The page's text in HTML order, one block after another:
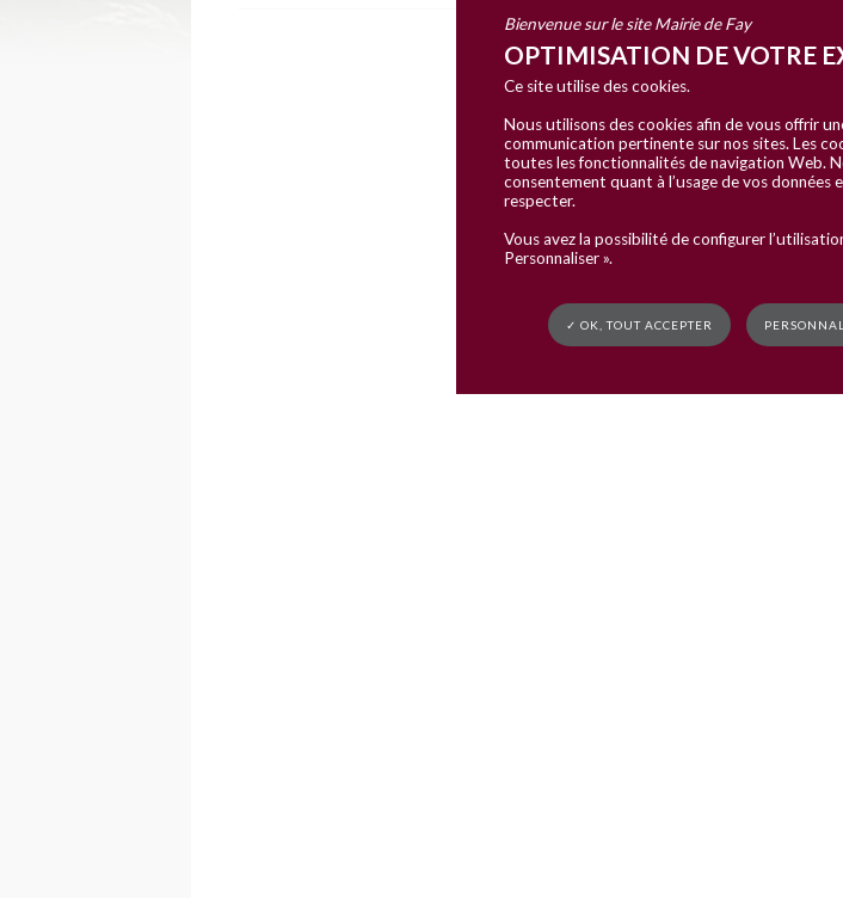
Bienvenue sur le site Mairie de Fay
OPTIMISATION DE VOTRE
Ce site utilise des cookies.
Nous utilisons des cookies afin de vous offrir
communication pertinente sur nos sites. Les
toutes les fonctionnalités de navigation Web.
consentement quant à l’usage de vos données
respecter.
Vous avez la possibilité de configurer
Personnaliser ».
✓ OK, TOUT ACCEPTER